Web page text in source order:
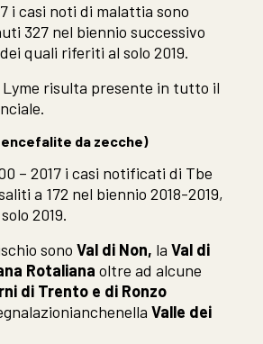
i casi noti di malattia sono
327 nel biennio successivo
dei quali riferiti al solo 2019.
risulta presente in tutto il
da zecche)
– 2017 i casi notificati di Tbe
a 172 nel biennio 2018-2019,
2019.
sonoVal di Non, laVal di
Rotaliana oltre ad alcune
di Trento e di Ronzo
anchenellaValle dei